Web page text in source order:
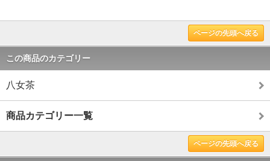
ページの先頭へ戻る
この商品のカテゴリー
八女茶
商品カテゴリー一覧
ページの先頭へ戻る